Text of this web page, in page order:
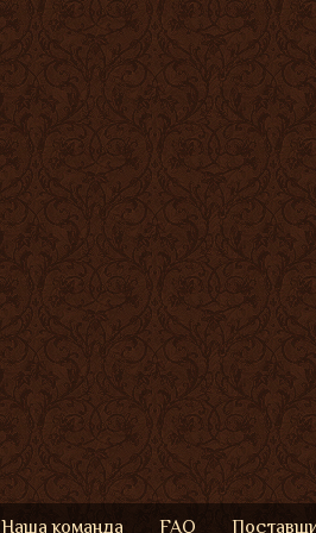
Наша команда FAQ